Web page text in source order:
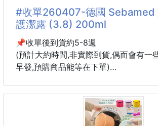
#收單260407-德國 Sebamed
護潔露 (3.8) 200ml
📌收單後到貨約5-8週
(預計大約時間,非實際到貨,偶而會有一
早發,預購商品能等在下單)